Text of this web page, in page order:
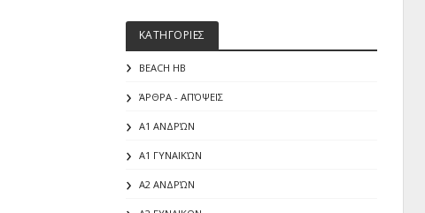
ΚΑΤΗΓΟΡΙΕΣ
BEACH HB
ΆΡΘΡΑ - ΑΠΌΨΕΙΣ
Α1 ΑΝΔΡΏΝ
Α1 ΓΥΝΑΙΚΏΝ
Α2 ΑΝΔΡΏΝ